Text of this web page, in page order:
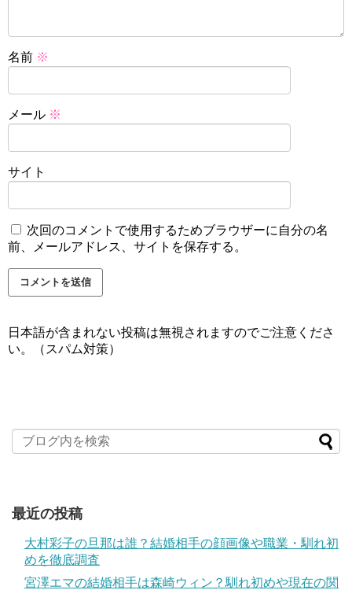
名前 ※
メール ※
サイト
次回のコメントで使用するためブラウザーに自分の名
前、メールアドレス、サイトを保存する。
日本語が含まれない投稿は無視されますのでご注意くださ
い。（スパム対策）
最近の投稿
大村彩子の旦那は誰？結婚相手の顔画像や職業・馴れ初
めを徹底調査
宮澤エマの結婚相手は森崎ウィン？馴れ初めや現在の関